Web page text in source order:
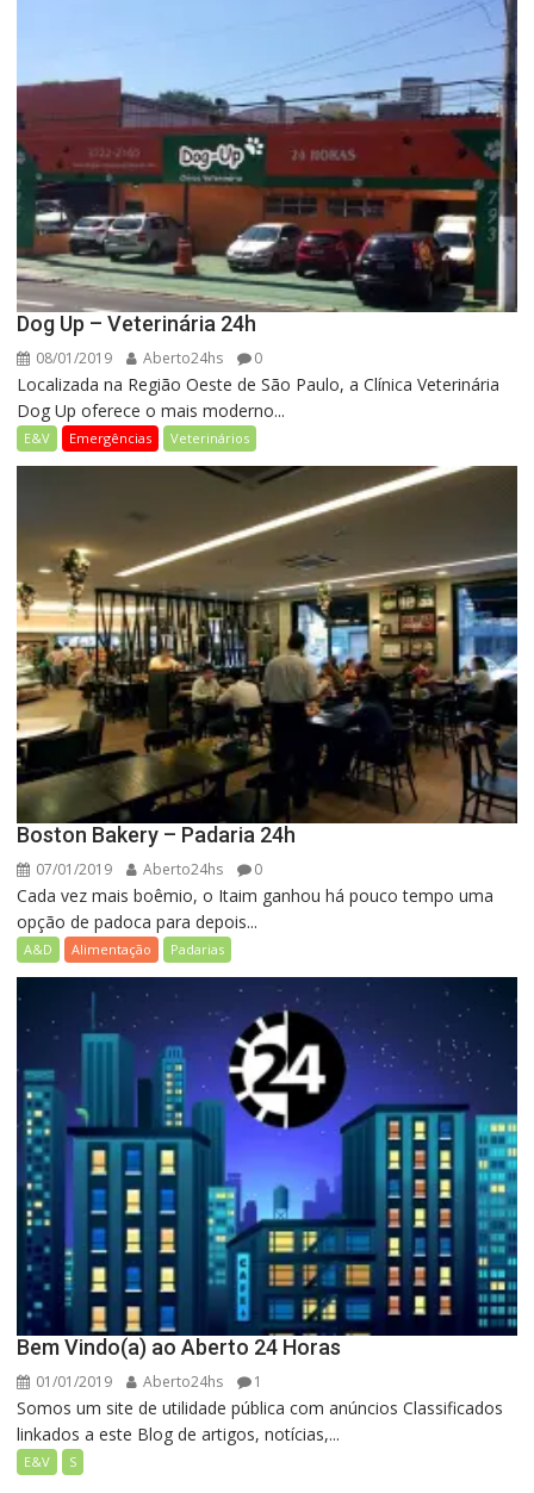
Dog Up – Veterinária 24h
08/01/2019 Aberto24hs 0
Localizada na Região Oeste de São Paulo, a Clínica Veterinária
Dog Up oferece o mais moderno...
E&V Emergências Veterinários
Boston Bakery – Padaria 24h
07/01/2019 Aberto24hs 0
Cada vez mais boêmio, o Itaim ganhou há pouco tempo uma
opção de padoca para depois...
A&D Alimentação Padarias
Bem Vindo(a) ao Aberto 24 Horas
01/01/2019 Aberto24hs 1
Somos um site de utilidade pública com anúncios Classificados
linkados a este Blog de artigos, notícias,...
E&V S